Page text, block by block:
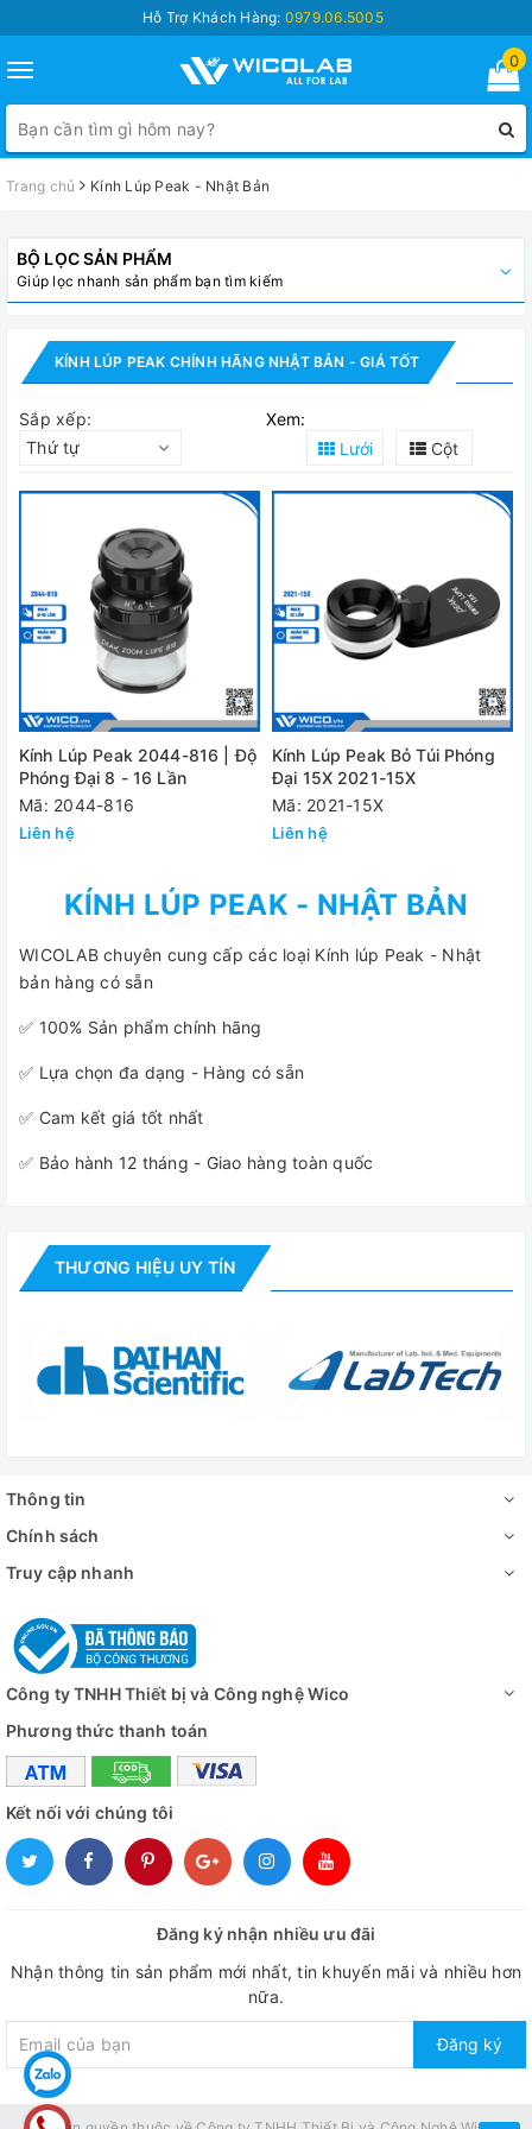
Hỗ Trợ Khách Hàng: 0979.06.5005
Toggle
navigation
0
Trang chủ Kính Lúp Peak - Nhật Bản
BỘ LỌC SẢN PHẨM
Giúp lọc nhanh sản phẩm bạn tìm kiếm
KÍNH LÚP PEAK CHÍNH HÃNG NHẬT BẢN - GIÁ TỐT
Sắp xếp:
Thứ tự
Xem:
Lưới
Cột
Kính Lúp Peak 2044-816 | Độ
Phóng Đại 8 - 16 Lần
Mã: 2044-816
Liên hệ
Kính Lúp Peak Bỏ Túi Phóng
Đại 15X 2021-15X
Mã: 2021-15X
Liên hệ
KÍNH LÚP PEAK - NHẬT BẢN
WICOLAB chuyên cung cấp các loại Kính lúp Peak - Nhật
bản hàng có sẵn
✅ 100% Sản phẩm chính hãng
✅ Lựa chọn đa dạng - Hàng có sẵn
✅ Cam kết giá tốt nhất
✅ Bảo hành 12 tháng - Giao hàng toàn quốc
THƯƠNG HIỆU UY TÍN
Thông tin
Chính sách
Truy cập nhanh
Công ty TNHH Thiết bị và Công nghệ Wico
Phương thức thanh toán
Kết nối với chúng tôi
Đăng ký nhận nhiều ưu đãi
Nhận thông tin sản phẩm mới nhất, tin khuyến mãi và nhiều hơn
nữa.
Đăng ký